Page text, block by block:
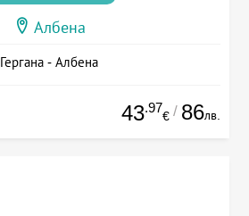
Албена
Гергана - Албена
43.97
€ / 86лв.